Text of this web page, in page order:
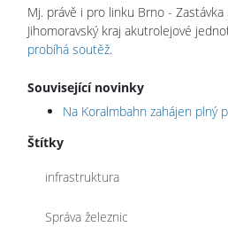
Mj. právě i pro linku Brno -
Jihomoravský kraj akutrolejové
probíhá soutěž.
Související novinky
Na Koralmbahn zahájen plný
Štítky
infrastruktura
Správa železnic